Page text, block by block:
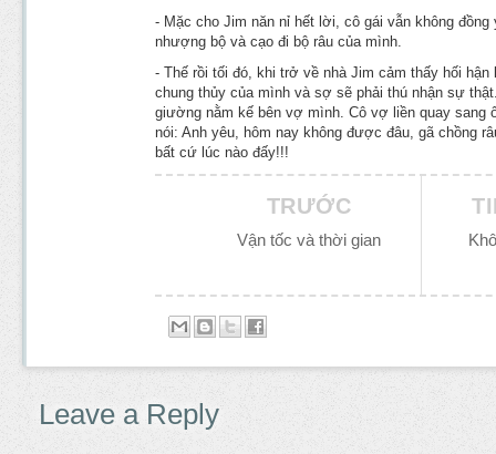
- Mặc cho Jim năn nỉ hết lời, cô gái vẫn không đồng
nhượng bộ và cạo đi bộ râu của mình.
- Thế rồi tối đó, khi trở về nhà Jim cảm thấy hối
chung thủy của mình và sợ sẽ phải thú nhận sự
giường nằm kế bên vợ mình. Cô vợ liền quay sang
nói: Anh yêu, hôm nay không được đâu, gã chồng
bất cứ lúc nào đấy!!!
TRƯỚC
Vận tốc và thời gian
Leave a Reply